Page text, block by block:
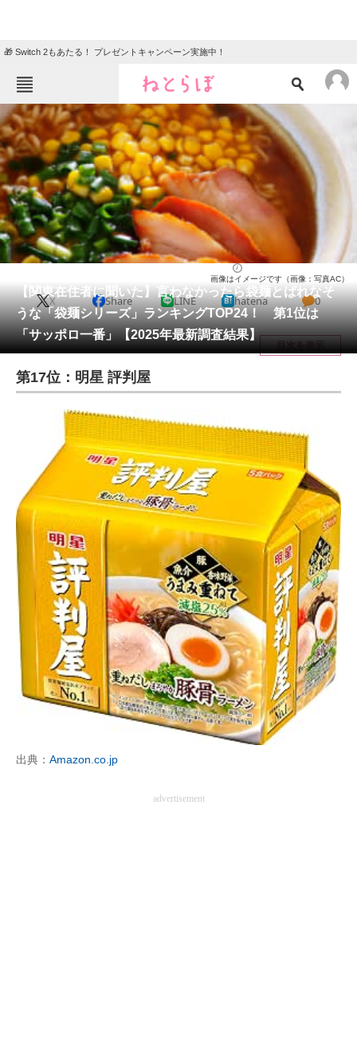
🎁 Switch 2もあたる！ プレゼントキャンペーン実施中！
ねとらぼメニュー
TOP ニュース
エンタメ クイズ
グルメ 地域
住まい 教育・育児
動物 リサーチ
会員記事
メディア
注目記事を集めた総合ページ
ITの今と未来を見通す
スマホと通信の最新トレンド
進化するPCとデバイスの未来
好きが集まる 比べて選べる
ビジネスと働き方のヒント
AI活用のいまが分かる
企業ITのトレンドを詳説
経営リーダーのコミュニティ
マーケ×ITの今がよく分かる
ITエンジニア向け専門サイト
IT製品の技術・比較・事例
製造業のIT導入・活用を支援
【関東在住者に聞いた】言わなかったら袋麺とばれなそ
うな「袋麺シリーズ」ランキングTOP24！ 第1位は
「サッポロ一番」【2025年最新調査結果】
画像はイメージです（画像：写真AC）
X Share LINE hatena 0
目次を表示
第17位：明星 評判屋
出典： Amazon.co.jp
advertisement